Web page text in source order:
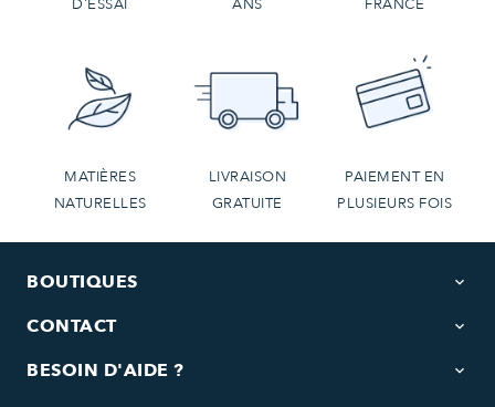
D'ESSAI
ANS
FRANCE
MATIÈRES
NATURELLES
LIVRAISON
GRATUITE
PAIEMENT EN
PLUSIEURS FOIS
BOUTIQUES keyboard_arrow_down
CONTACT keyboard_arrow_down
BESOIN D'AIDE ? keyboard_arrow_down